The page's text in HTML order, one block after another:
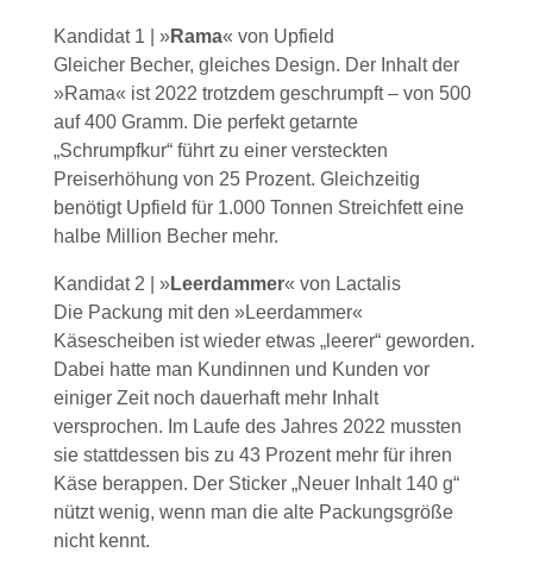
Kandidat 1 | »Rama« von Upfield
Gleicher Becher, gleiches Design. Der Inhalt der
»Rama« ist 2022 trotzdem geschrumpft – von 500
auf 400 Gramm. Die perfekt getarnte
„Schrumpfkur“ führt zu einer versteckten
Preiserhöhung von 25 Prozent. Gleichzeitig
benötigt Upfield für 1.000 Tonnen Streichfett eine
halbe Million Becher mehr.
Kandidat 2 | »Leerdammer« von Lactalis
Die Packung mit den »Leerdammer«
Käsescheiben ist wieder etwas „leerer“ geworden.
Dabei hatte man Kundinnen und Kunden vor
einiger Zeit noch dauerhaft mehr Inhalt
versprochen. Im Laufe des Jahres 2022 mussten
sie stattdessen bis zu 43 Prozent mehr für ihren
Käse berappen. Der Sticker „Neuer Inhalt 140 g“
nützt wenig, wenn man die alte Packungsgröße
nicht kennt.